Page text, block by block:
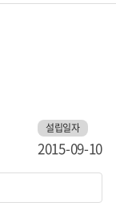
설립일자
2015-09-10